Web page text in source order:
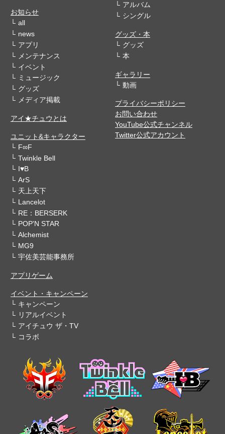
お知らせ
all
news
アプリ
メンテナンス
イベント
ミュージック
グッズ
メディア掲載
アイ★チュウとは
ユニット&キャラクター
F∞F
Twinkle Bell
I♥B
ArS
天上天下
Lancelot
RE：BERSERK
POP'N STAR
Alchemist
MG9
宇佐美芸能事務所
アプリゲーム
イベント・キャンペーン
キャンペーン
リアルイベント
アイチュウ ザ・TV
コラボ
アルバム
シングル
グッズ・本
グッズ
本
ギャラリー
動画
プライバシーポリシー
お問い合わせ
YouTube公式チャンネル
Twitter公式アカウント